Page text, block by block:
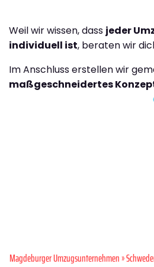
Weil wir wissen, dass jeder
individuell ist, beraten wir
Im Anschluss erstellen wir
maßgeschneidertes
Magdeburger Umzugsunternehmen»